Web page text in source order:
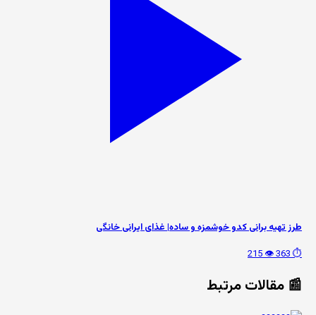
طرز تهیه برانی کدو خوشمزه و ساده| غذای ایرانی خانگی
⏱️ 363
👁️ 215
📰 مقالات مرتبط